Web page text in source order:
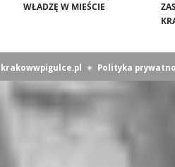
WŁADZĘ W MIEŚCIE
krakowwpigulce.pl ∗ Polityka